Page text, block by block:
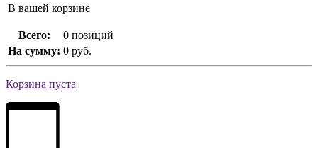
В вашей корзине
Всего:
0 позиций
На сумму: 0 руб.
Корзина пуста